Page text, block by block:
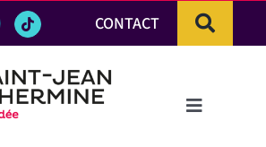
CONTACT
Toggle